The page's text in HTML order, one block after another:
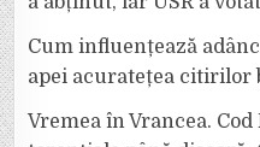
Cum influențează
apei acuratețea citirilor
Vremea în Vrancea.